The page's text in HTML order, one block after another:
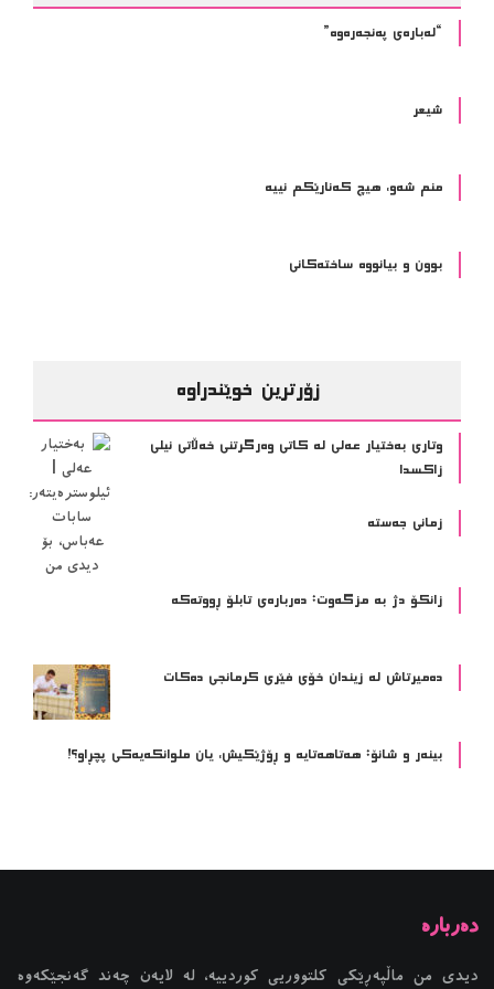
“لەبارەی پەنجەرەوە”
شیعر
منم شەو، هیچ کەنارێکم نییە
بوون و بیانووە ساختەکانی
زۆرترین خوێندراوە
وتاری بەختیار عەلی لە کاتی وەرگرتنی خەڵاتی نیلی
زاکسدا
زمانی جەستە
زانکۆ دژ بە مزگەوت: دەربارەى تابلۆ ڕووتەکە
ده‌میرتاش له‌ زیندان خۆی فێری كرمانجی ده‌كات
بینەر و شانۆ: هەتاھەتایە و ڕۆژێکیش، یان ملوانکەیەکی پچڕاو؟!
دیدی من ماڵپەڕێکی کلتووریی کوردییە، لە لایەن چەند گەنجێكه‌وه‌